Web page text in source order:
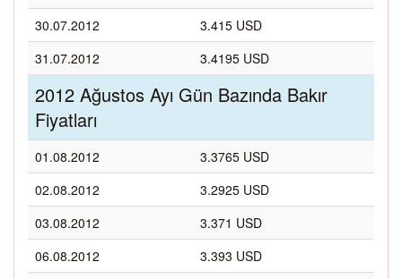
30.07.2012
3.415 USD
31.07.2012
3.4195 USD
2012 Ağustos Ayı Gün Bazında Bakır
Fiyatları
01.08.2012
3.3765 USD
02.08.2012
3.2925 USD
03.08.2012
3.371 USD
06.08.2012
3.393 USD